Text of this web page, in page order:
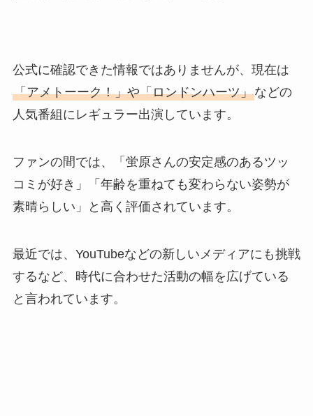
公式に確認できた情報ではありませんが、現在は
「アメトーーク！」や「ロンドンハーツ」などの
人気番組にレギュラー出演しています。
ファンの間では、「蛍原さんの安定感のあるツッ
コミが好き」「年齢を重ねても変わらない姿勢が
素晴らしい」と高く評価されています。
最近では、YouTubeなどの新しいメディアにも挑戦
するなど、時代に合わせた活動の幅を広げている
と言われています。